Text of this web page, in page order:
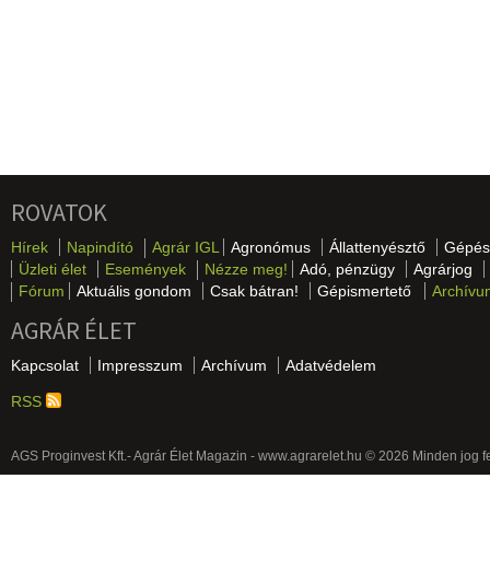
ROVATOK
Hírek Napindító Agrár IGL Agronómus Állattenyésztő
Üzleti élet
Események Nézze meg! Adó, pénzügy
Agrárjog
Fórum
Aktuális gondom Csak bátran! Gépismertető
AGRÁR ÉLET
Kapcsolat Impresszum Archívum Adatvédelem
RSS
AGS Proginvest Kft.- Agrár Élet Magazin - www.agrarelet.hu © 2026 Minden jog